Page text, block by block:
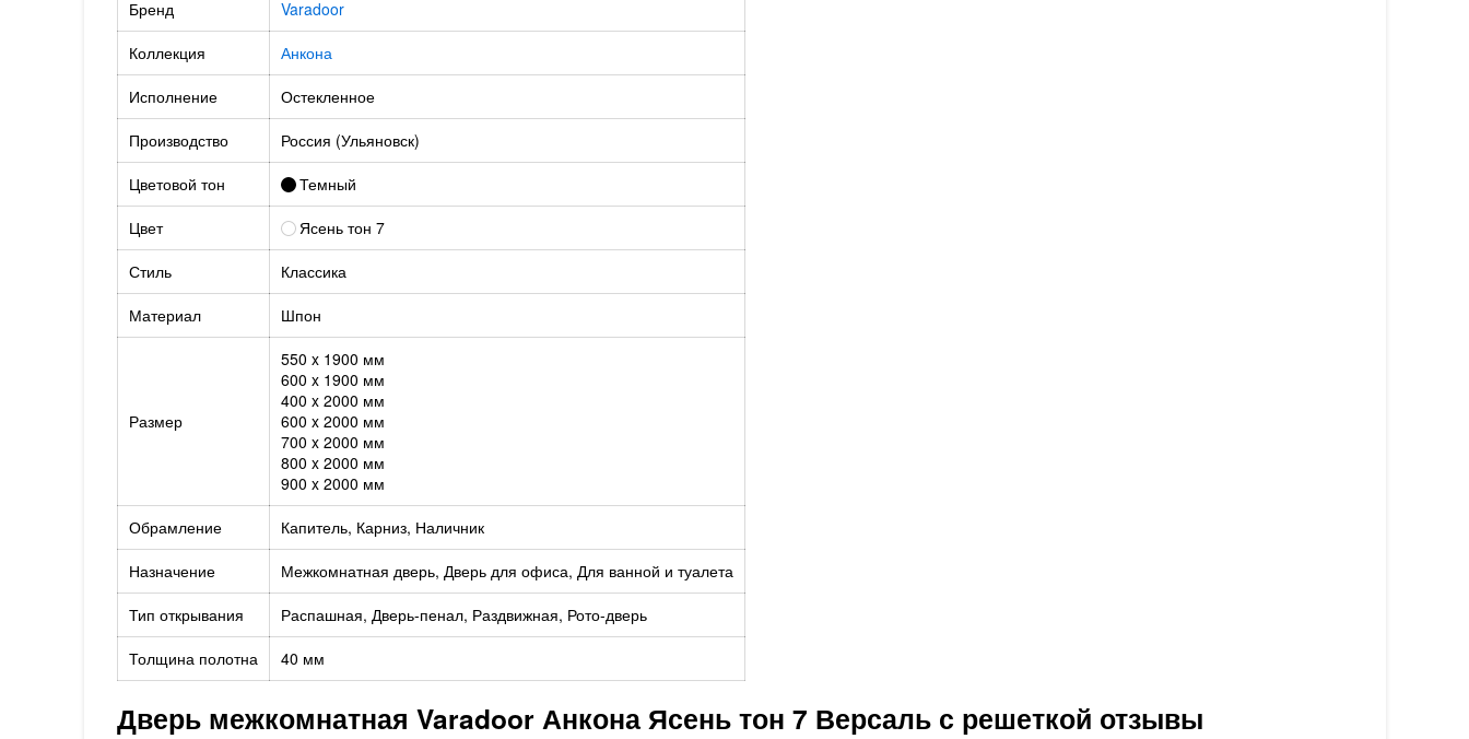
Бренд
Varadoor
Коллекция
Анкона
Исполнение
Остекленное
Производство
Россия (Ульяновск)
Цветовой тон
Темный
Цвет
Ясень тон 7
Стиль
Классика
Материал
Шпон
Размер
550 x 1900 мм
600 x 1900 мм
400 x 2000 мм
600 x 2000 мм
700 x 2000 мм
800 x 2000 мм
900 x 2000 мм
Обрамление
Капитель, Карниз, Наличник
Назначение
Межкомнатная дверь, Дверь для офиса, Для ванной и туалета
Тип открывания
Распашная, Дверь-пенал, Раздвижная, Рото-дверь
Толщина полотна
40 мм
Дверь межкомнатная Varadoor Анкона Ясень тон 7 Версаль с решеткой отзывы